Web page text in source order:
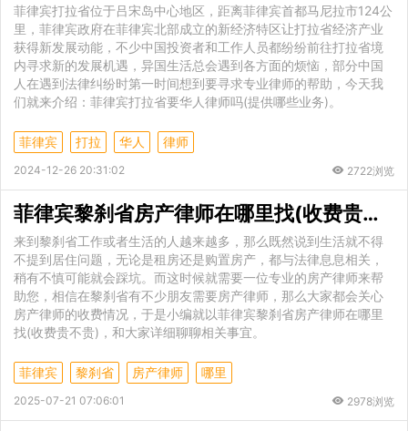
菲律宾打拉省位于吕宋岛中心地区，距离菲律宾首都马尼拉市124公
里，菲律宾政府在菲律宾北部成立的新经济特区让打拉省经济产业
获得新发展动能，不少中国投资者和工作人员都纷纷前往打拉省境
内寻求新的发展机遇，异国生活总会遇到各方面的烦恼，部分中国
人在遇到法律纠纷时第一时间想到要寻求专业律师的帮助，今天我
们就来介绍：菲律宾打拉省要华人律师吗(提供哪些业务)。
菲律宾 打拉 华人 律师
2024-12-26 20:31:02 2722浏览
菲律宾黎刹省房产律师在哪里找(收费贵不贵)
来到黎刹省工作或者生活的人越来越多，那么既然说到生活就不得
不提到居住问题，无论是租房还是购置房产，都与法律息息相关，
稍有不慎可能就会踩坑。而这时候就需要一位专业的房产律师来帮
助您，相信在黎刹省有不少朋友需要房产律师，那么大家都会关心
房产律师的收费情况，于是小编就以菲律宾黎刹省房产律师在哪里
找(收费贵不贵)，和大家详细聊聊相关事宜。
菲律宾 黎刹省 房产律师 哪里
2025-07-21 07:06:01 2978浏览